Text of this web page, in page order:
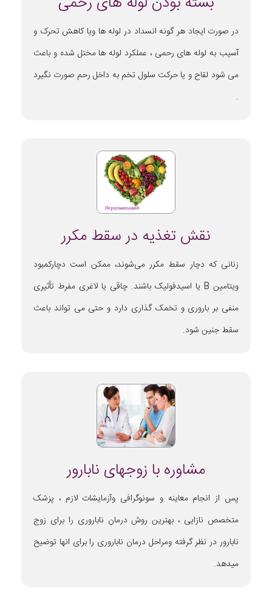
در صورت ایجاد هر گونه انسداد در لوله ها ویا کاهش تحرک و
آسیب به لوله های رحمی ، عملکرد لوله ها مختل شده و باعث
می شود لقاح و یا حرکت سلول تخم به داخل رحم صورت نگیرد
.
نقش تغذیه در سقط مکرر
زنانی که دچار سقط مکرر می‌شوند، ممکن است دچارکمبود
ویتامین B یا اسیدفولیک باشند. چاقی یا لاغری مفرط تأثیری
منفی بر باروری و تخمک‌ گذاری دارد و حتی می تواند باعث
سقط جنین شود.
مشاوره با زوجهای نابارور
پس از انجام معاینه و سونوگرافی وآزمایشات لازم ، پزشک
متخصص نازایی ، بهترین روش درمان ناباروری را برای زوج
نابارور در نظر گرفته ومراحل درمان ناباروری را برای انها توضیح
میدهد.